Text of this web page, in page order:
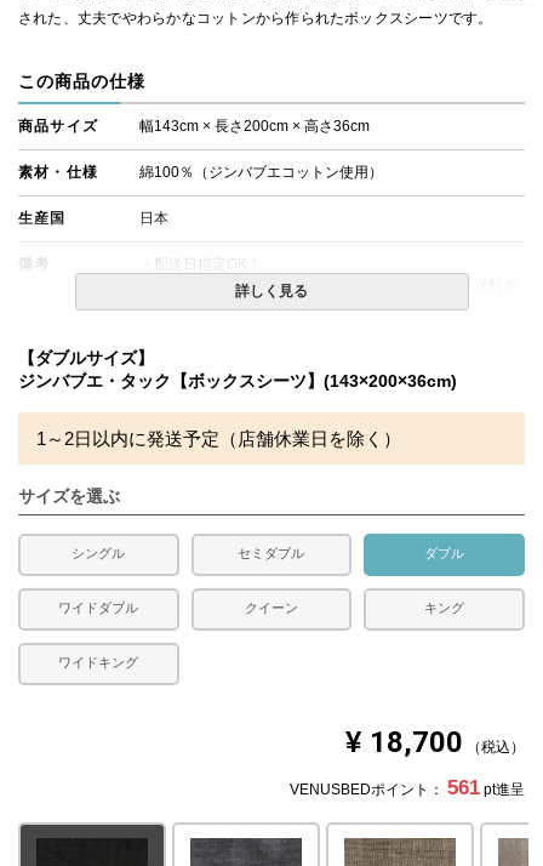
された、丈夫でやわらかなコットンから作られたボックスシーツです。
この商品の仕様
商品サイズ 幅143cm × 長さ200cm × 高さ36cm
素材・仕様 綿100％（ジンバブエコットン使用）
生産国 日本
備考
・配送日指定OK！
※北海道・沖縄・離島等一部地域へのお届けは別途送料が
発生する場合がございます。また発送予定も変更になる場
詳しく見る
【ダブルサイズ】
ジンバブエ・タック【ボックスシーツ】(143×200×36cm)
1～2日以内に発送予定（店舗休業日を除く）
サイズを選ぶ
シングル セミダブル ダブル
ワイドダブル クイーン キング
ワイドキング
¥ 18,700 税込
VENUSBEDポイント： 561 pt進呈